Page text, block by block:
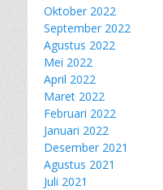
Oktober 2022
September 2022
Agustus 2022
Mei 2022
April 2022
Maret 2022
Februari 2022
Januari 2022
Desember 2021
Agustus 2021
Juli 2021